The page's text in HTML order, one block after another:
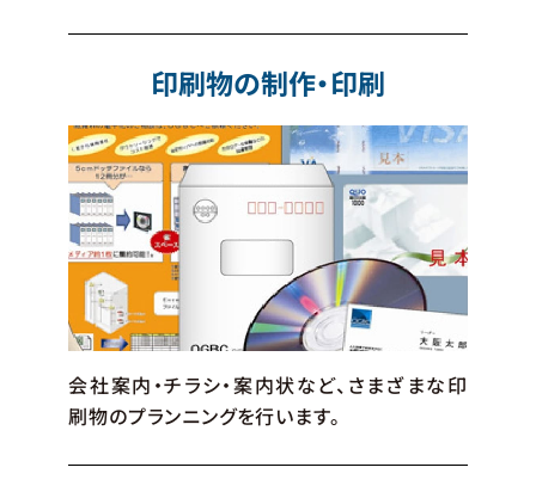
印刷物の制作・印刷
会社案内・チラシ・案内状など、さまざまな印
刷物のプランニングを行います。